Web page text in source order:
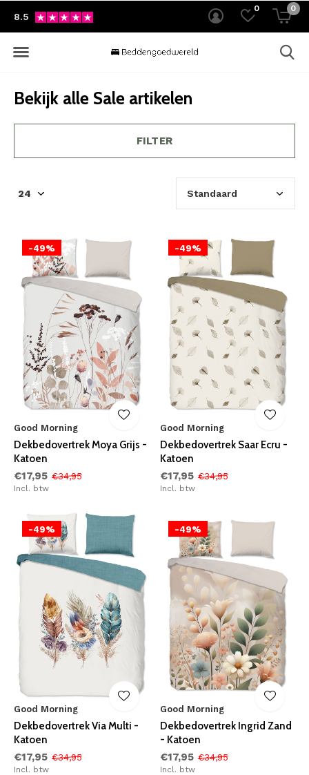
0 0
8.5
Bekijk alle Sale artikelen
FILTER
-49%
Good Morning
Dekbedovertrek Moya Grijs -
Katoen
€17,95 €34,95
Incl. btw
-49%
Good Morning
Dekbedovertrek Saar Ecru -
Katoen
€17,95 €34,95
Incl. btw
-49%
Good Morning
Dekbedovertrek Via Multi -
Katoen
€17,95 €34,95
Incl. btw
-49%
Good Morning
Dekbedovertrek Ingrid Zand
- Katoen
€17,95 €34,95
Incl. btw